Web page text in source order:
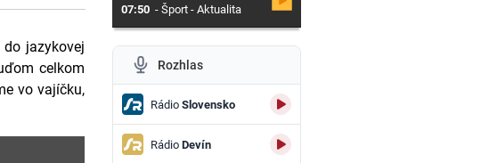
jazykovej
celkom
vo vajíčku,
07:50 - Šport - Aktualita
Rozhlas
RádioSlovensko
RádioDevín